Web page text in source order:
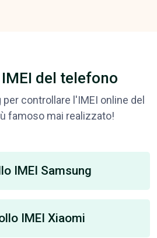
del telefono
per controllare l'IMEI online del
famoso mai realizzato!
IMEI Samsung
IMEI Xiaomi